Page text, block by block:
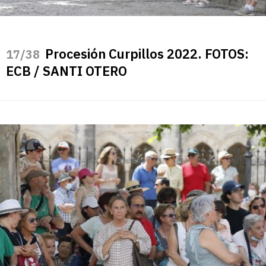
/38 Procesión Curpillos 2022. FOTOS:
ECB / SANTI OTERO